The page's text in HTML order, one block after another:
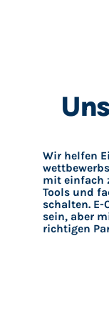
Wir helfen
mit einfach
Tools und
schalten. E-
sein, aber
richtigen